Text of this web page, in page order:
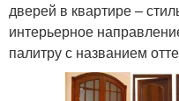
дверей в квартире –
интерьерное
палитру с названием